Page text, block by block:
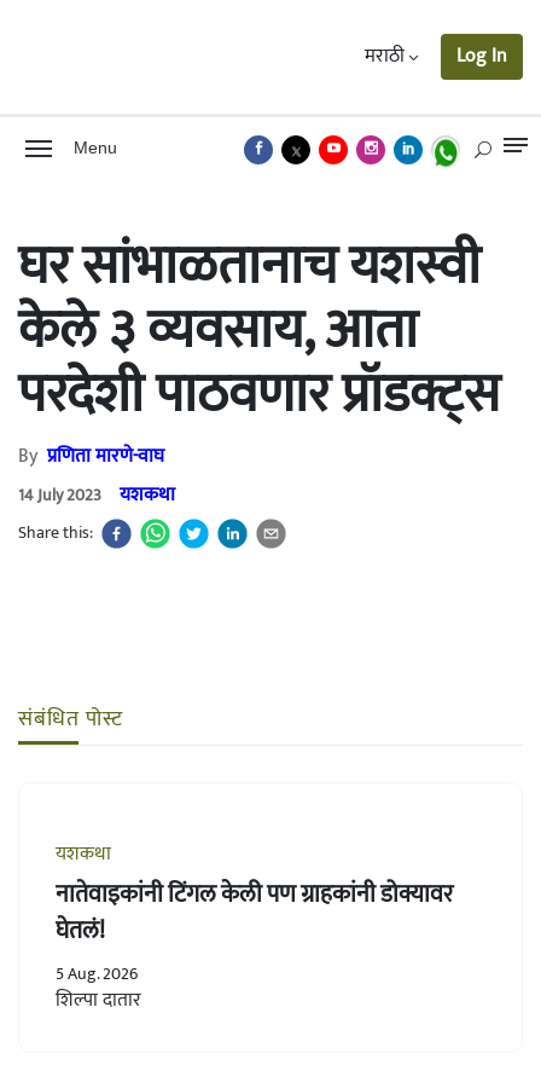
मराठी Log In
Menu
घर सांभाळतानाच यशस्वी
केले ३ व्यवसाय, आता
परदेशी पाठवणार प्रॉडक्ट्स
Byप्रणिता मारणे-वाघ
14 July 2023 यशकथा
Share this:
संबंधित पोस्ट
यशकथा
नातेवाइकांनी टिंगल केली पण ग्राहकांनी डोक्यावर
घेतलं!
5 Aug. 2026
शिल्पा दातार